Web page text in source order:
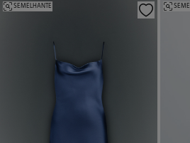
SEMELHANTE